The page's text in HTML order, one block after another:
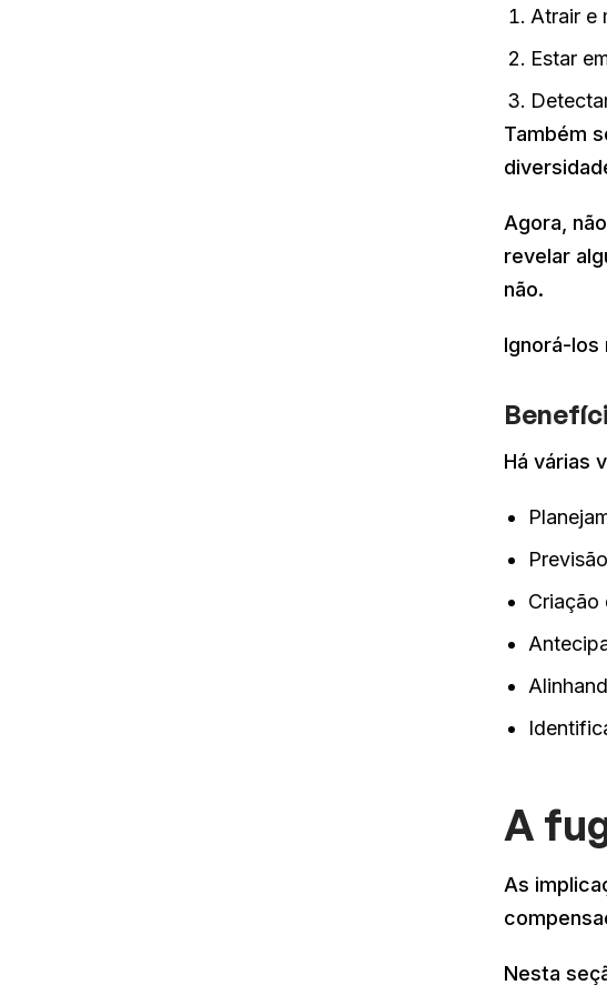
Atrair e
Estar
Também
Agora,
revelar
não.
Ignorá-
Há várias
Criação
A
As
Nesta